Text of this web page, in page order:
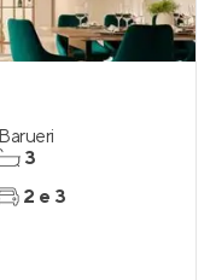
Barueri
3
2 e 3